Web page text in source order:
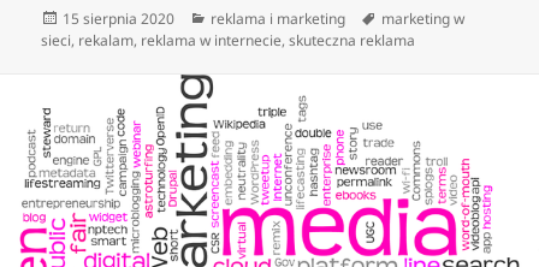
Data
publikacji
15 sierpnia 2020 Kategorie
reklama i marketing Tagi
marketing w
sieci, rekalam, reklama w internecie,skuteczna reklama